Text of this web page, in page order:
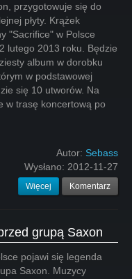
przygotowuje się do
płyty. Krążek
"Sacrifice" w Polsce
lutego 2013 roku. Będzie
album w dorobku
w podstawowej
się 10 utworów. Na
w trasę koncertową po
Autor: Sebass
Wysłano: 2012-11-27
Więcej Komentarz
grupą Saxon
pojawi się legenda
Saxon. Muzycy